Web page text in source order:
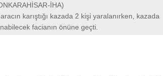
İHA)
karıştığı kazada 2 kişi yaralanırken, kazada
facianın önüne geçti.